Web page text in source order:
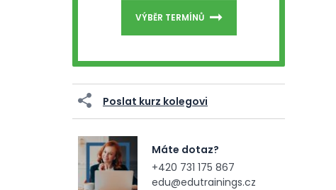
VÝBĚR TERMÍNŮ
Poslat kurz kolegovi
Máte dotaz?
+420 731 175 867
edu@edutrainings.cz